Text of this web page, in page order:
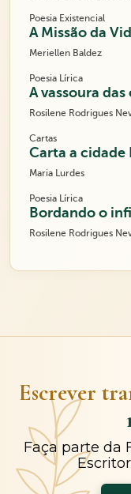
Poesia Existencial
A Missão da
Meriellen Baldez
Poesia Lírica
A vassoura das
Rosilene Rodrigues
Cartas
Carta a cidade
Maria Lurdes
Poesia Lírica
Bordando o
Rosilene Rodrigues
Escrever
Faça parte da